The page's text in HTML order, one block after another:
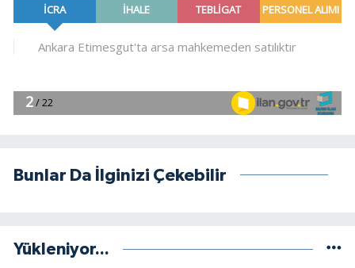
Bunlar Da İlginizi Çekebilir
Yükleniyor...